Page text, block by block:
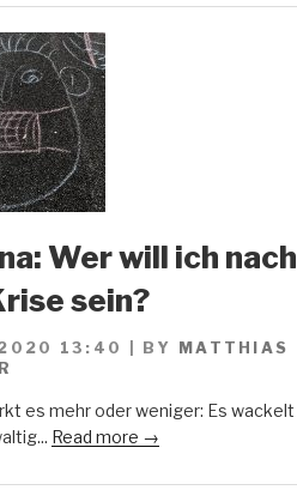
Wer will ich nach
sein?
13:40 BY
MATTHIAS
es mehr oder weniger: Es wackelt
Read more →